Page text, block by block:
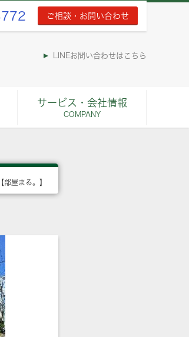
ご相談・お問い合わせ
LINEお問い合わせはこちら
サービス・会社情報
COMPANY
屋まる。】